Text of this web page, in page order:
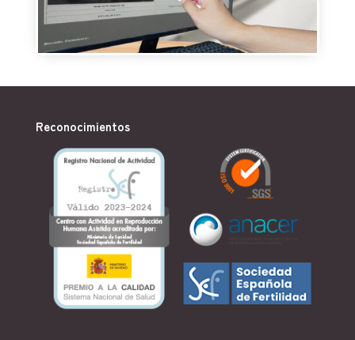
Reconocimientos